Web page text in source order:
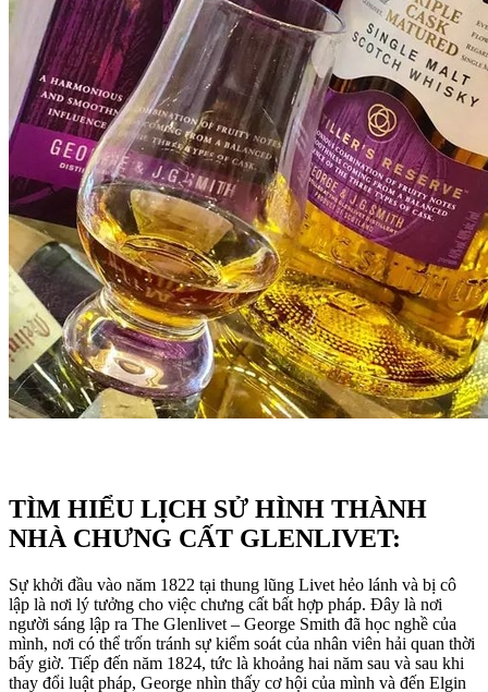
TÌM HIỂU LỊCH SỬ HÌNH THÀNH
NHÀ CHƯNG CẤT GLENLIVET:
Sự khởi đầu vào năm 1822 tại thung lũng Livet hẻo lánh và bị cô
lập là nơi lý tưởng cho việc chưng cất bất hợp pháp. Đây là nơi
người sáng lập ra The Glenlivet – George Smith đã học nghề của
mình, nơi có thể trốn tránh sự kiểm soát của nhân viên hải quan thời
bấy giờ. Tiếp đến năm 1824, tức là khoảng hai năm sau và sau khi
thay đổi luật pháp, George nhìn thấy cơ hội của mình và đến Elgin